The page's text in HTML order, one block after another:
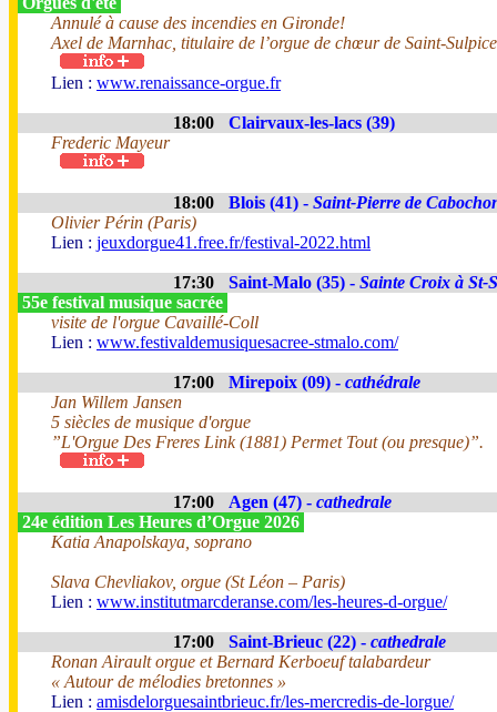
Annulé à cause des incendies en Gironde!
Axel de Marnhac, titulaire de l’orgue de chœur de Saint-
Lien : www.renaissance-orgue.fr
18:00
Clairvaux-les-lacs (39)
Frederic Mayeur
18:00 Blois (41) - Saint-Pierre de
Olivier Périn (Paris)
Lien : jeuxdorgue41.free.fr/festival-2022.html
17:30 Saint-Malo (35) - Sainte Croix à St-
55e festival musique sacrée
visite de l'orgue Cavaillé-Coll
Lien : www.festivaldemusiquesacree-stmalo.com/
17:00 Mirepoix (09) - cathédrale
Jan Willem Jansen
5 siècles de musique d'orgue
”L'Orgue Des Freres Link (1881) Permet Tout (ou presque)”.
17:00 Agen (47) - cathedrale
24e édition Les Heures d’Orgue 2026
Katia Anapolskaya, soprano
Slava Chevliakov, orgue (St Léon – Paris)
Lien : www.institutmarcderanse.com/les-heures-d-orgue/
17:00 Saint-Brieuc (22) - cathedrale
Ronan Airault orgue et Bernard Kerboeuf talabardeur
« Autour de mélodies bretonnes »
Lien : amisdelorguesaintbrieuc.fr/les-mercredis-de-lorgue/